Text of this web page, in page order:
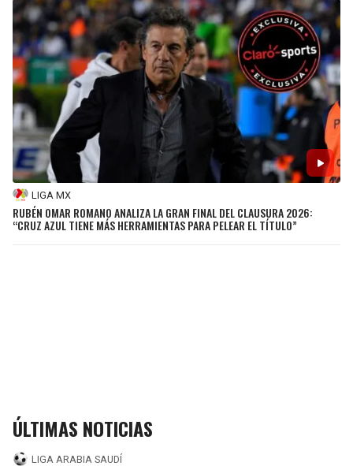
LIGA MX
RUBÉN OMAR ROMANO ANALIZA LA GRAN FINAL DEL CLAUSURA 2026:
“CRUZ AZUL TIENE MÁS HERRAMIENTAS PARA PELEAR EL TÍTULO”
ÚLTIMAS NOTICIAS
LIGA ARABIA SAUDÍ